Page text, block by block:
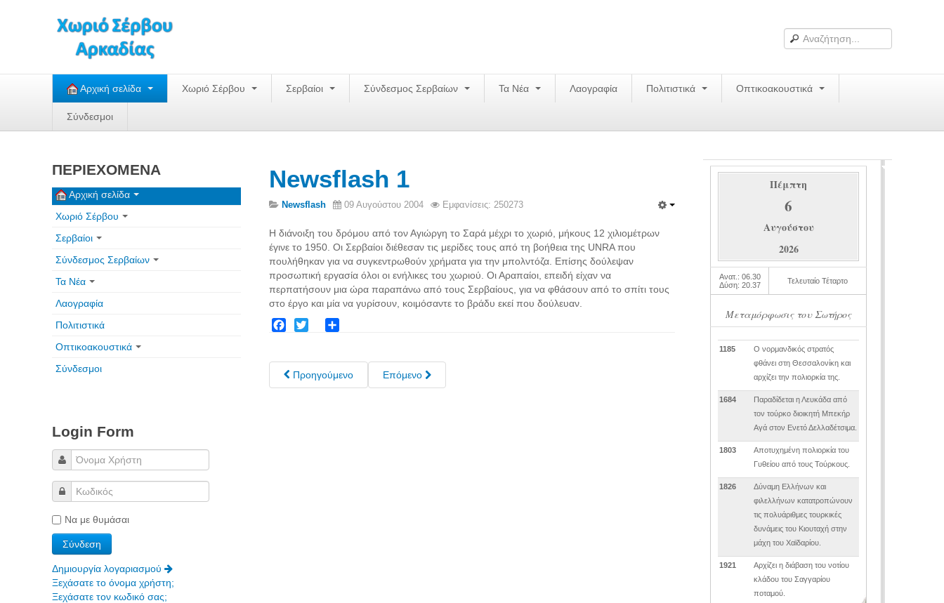
Αρχική σελίδα Χωριό Σέρβου Σερβαίοι Σύνδεσμος Σερβαίων Τα Νέα Λαογραφία Πολιτιστικά Οπτικοακουστικά
Σύνδεσμοι
Newsflash 1
Newsflash 09 Αυγούστου 2004 Εμφανίσεις: 250273
Η διάνοιξη του δρόμου από τον Αγιώργη το Σαρά μέχρι το χωριό, μήκους 12 χιλιομέτρων
έγινε το 1950. Οι Σερβαίοι διέθεσαν τις μερίδες τους από τη βοήθεια της UNRA που
πουλήθηκαν για να συγκεντρωθούν χρήματα για την μπολντόζα. Επίσης δούλεψαν
προσωπική εργασία όλοι οι ενήλικες του χωριού. Οι Αραπαίοι, επειδή είχαν να
περπατήσουν μια ώρα παραπάνω από τους Σερβαίους, για να φθάσουν από το σπίτι τους
στο έργο και μία να γυρίσουν, κοιμόσαντε το βράδυ εκεί που δούλευαν.
Προηγούμενο Επόμενο
ΠΕΡΙΕΧΟΜΕΝΑ
Αρχική σελίδα
Χωριό Σέρβου
Σερβαίοι
Σύνδεσμος Σερβαίων
Τα Νέα
Λαογραφία
Πολιτιστικά
Οπτικοακουστικά
Σύνδεσμοι
Login Form
Να με θυμάσαι
Δημιουργία λογαριασμού
Ξεχάσατε το όνομα χρήστη;
Ξεχάσατε τον κωδικό σας;
Πέμπτη
6
Αυγούστου
2026
Ανατ.: 06.30
Δύση: 20.37
Τελευταίο Τέταρτο
Μεταμόρφωσις του Σωτήρος
1185
Ο νορμανδικός στρατός
φθάνει στη Θεσσαλονίκη και
αρχίζει την πολιορκία της.
1684
Παραδίδεται η Λευκάδα από
τον τούρκο διοικητή Μπεκήρ
Αγά στον Ενετό Δελλαδέτσιμα.
1803
Αποτυχημένη πολιορκία του
Γυθείου από τους Τούρκους.
1826
Δύναμη Ελλήνων και
φιλελλήνων κατατροπώνουν
τις πολυάριθμες τουρκικές
δυνάμεις του Κιουταχή στην
μάχη του Χαϊδαρίου.
1921
Αρχίζει η διάβαση του νοτίου
κλάδου του Σαγγαρίου
ποταμού.